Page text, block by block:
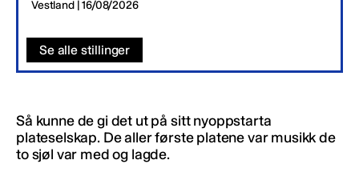
Vestland | 16/08/2026
Se alle stillinger
Så kunne de gi det ut på sitt nyoppstarta
plateselskap. De aller første platene var musikk de
to sjøl var med og lagde.